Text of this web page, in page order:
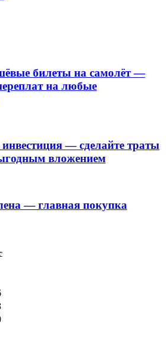
билеты на самолёт —
на любые
— сделайте траты
вложением
— главная покупка